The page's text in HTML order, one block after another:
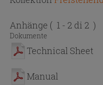
Anhänge ( 1 - 2 di 2 )
Dokumente
Technical Sheet
Manual